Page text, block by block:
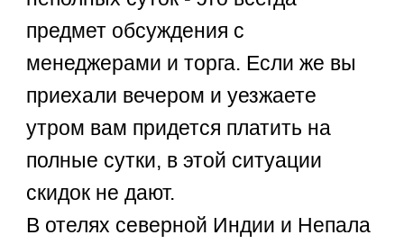
предмет обсуждения с
менеджерами и торга. Если же вы
приехали вечером и уезжаете
утром вам придется платить на
полные сутки, в этой ситуации
скидок не дают.
В отелях северной Индии и Непала